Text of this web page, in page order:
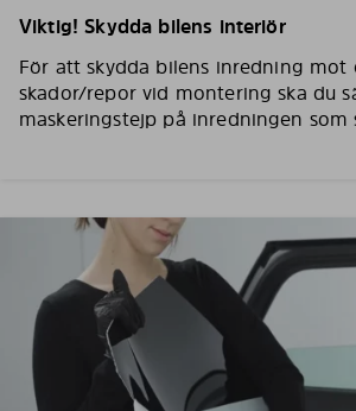
Viktig! Skydda bilens interiör
För att skydda bilens inredning mot
skador/repor vid montering ska du
maskeringstejp på inredningen som